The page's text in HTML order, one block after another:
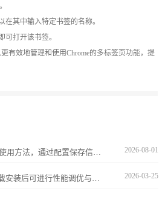
其中输入特定书签的名称。
可打开该书签。
有效地管理和使用Chrome的多标签页功能，提
谷歌浏览器自动填表功能使用方法，通过配置保存信息和快捷填写表单，提升用户操作效率和浏览器交互体验，节省输入时间。 2026-08-01
Google Chrome 浏览器下载安装后可进行性能调优与加速。教程分享内存优化、缓存管理及操作技巧，提升浏览器整体性能和网页加载速度。 2026-03-25